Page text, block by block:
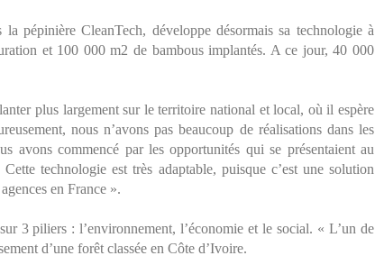
pépinière CleanTech, développe désormais sa technologie à
et 100 000 m2 de bambous implantés. A ce jour, 40 000
plus largement sur le territoire national et local, où il espère
nous n’avons pas beaucoup de réalisations dans les
avons commencé par les opportunités qui se présentaient au
technologie est très adaptable, puisque c’est une solution
en France ».
3 piliers : l’environnement, l’économie et le social. « L’un de
d’une forêt classée en Côte d’Ivoire.